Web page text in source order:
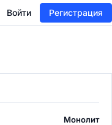
Войти Регистрация
Монолит